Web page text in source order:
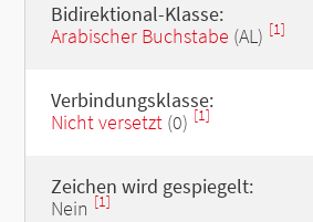
Bidirektional-Klasse:
Arabischer Buchstabe (AL) [1]
Verbindungsklasse:
Nicht versetzt(0) [1]
Zeichen wird gespiegelt:
Nein [1]